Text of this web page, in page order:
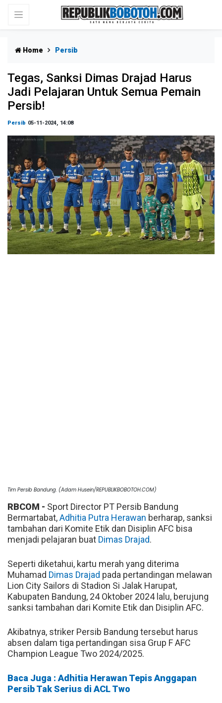
Home Persib
Tegas, Sanksi Dimas Drajad Harus
Jadi Pelajaran Untuk Semua Pemain
Persib!
Persib 05-11-2024, 14:08
Tim Persib Bandung. (Adam Husein/REPUBLIKBOBOTOH.COM)
RBCOM - Sport Director PT Persib Bandung
Bermartabat,Adhitia Putra Herawan berharap, sanksi
tambahan dari Komite Etik dan Disiplin AFC bisa
menjadi pelajaran buat Dimas Drajad.
Seperti diketahui, kartu merah yang diterima
Muhamad Dimas Drajad pada pertandingan melawan
Lion City Sailors di Stadion Si Jalak Harupat,
Kabupaten Bandung, 24 Oktober 2024 lalu, berujung
sanksi tambahan dari Komite Etik dan Disiplin AFC.
Akibatnya, striker Persib Bandung tersebut harus
absen dalam tiga pertandingan sisa Grup F AFC
Champion League Two 2024/2025.
Baca Juga : Adhitia Herawan Tepis Anggapan
Persib Tak Serius di ACL Two